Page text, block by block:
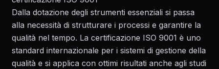
Dalla dotazione degli strumenti essenziali si passa
alla necessità di strutturare i processi e garantire la
qualità nel tempo. La certificazione ISO 9001 è uno
standard internazionale per i sistemi di gestione della
qualità e si applica con ottimi risultati anche agli studi